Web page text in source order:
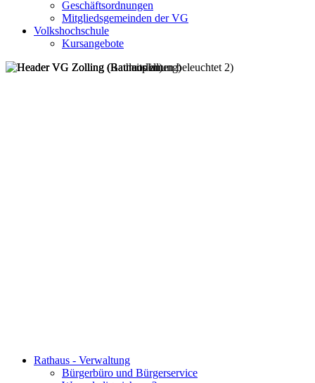
Geschäftsordnungen
Mitgliedsgemeinden der VG
Volkshochschule
Kursangebote
Rathaus - Verwaltung
Bürgerbüro und Bürgerservice